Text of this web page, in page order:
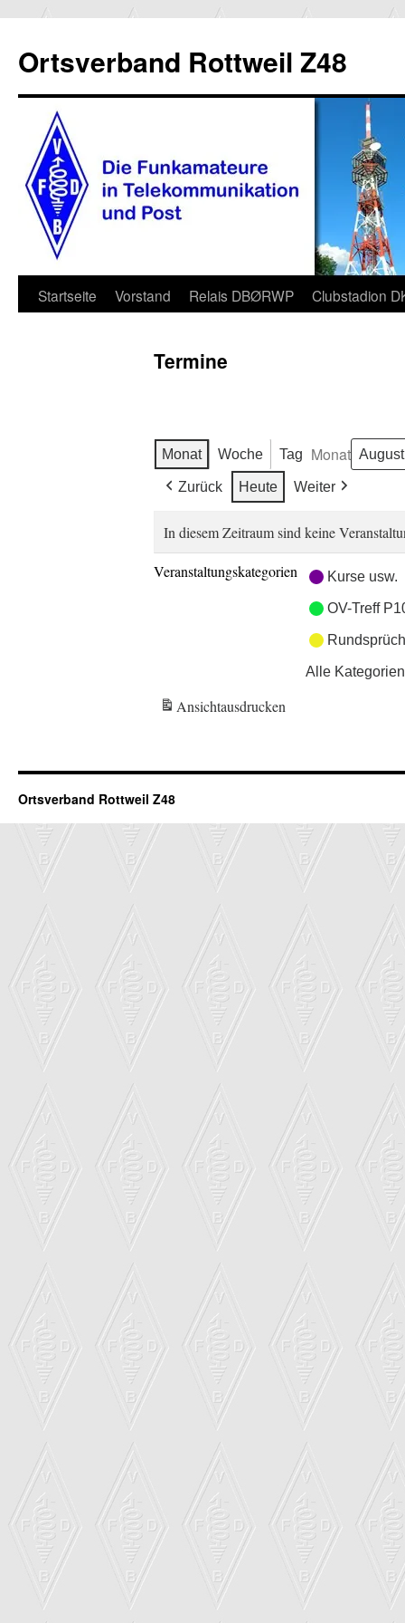
Ortsverband Rottweil Z48
Zum
Startseite Vorstand Relais DBØRWP Clubstadion
Termine
Monat Woche Tag Monat
Zurück Heute Weiter
In diesem Zeitraum sind keine
Veranstaltungskategorien Kurse usw.
OV-Treff
Alle Kategorien
Ansichtausdrucken
Ortsverband Rottweil Z48